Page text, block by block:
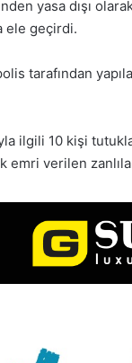
yasa dışı
ele geçirdi.
tarafından
ilgili 10 kişi
emri verilen